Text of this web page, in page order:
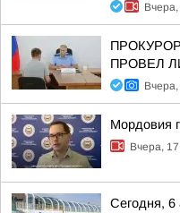
ПРОВЕЛ
Мордовия
Вчера,
Сегодня, 6